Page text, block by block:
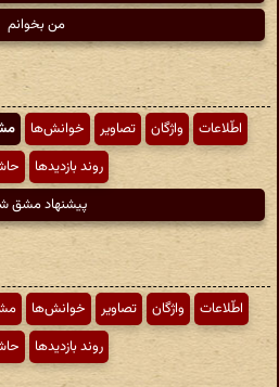
من بخوانم
اطّلاعات واژگان تصاویر خوانش‌ها
روند بازدیدها
پیشنهاد مشق
اطّلاعات واژگان تصاویر خوانش‌ها
روند بازدیدها